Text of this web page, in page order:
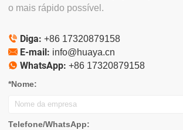
o mais rápido possível.
 Diga: +86 17320879158
 E-mail: info@huaya.cn
 WhatsApp: +86 17320879158
*Nome:
Telefone/WhatsApp: